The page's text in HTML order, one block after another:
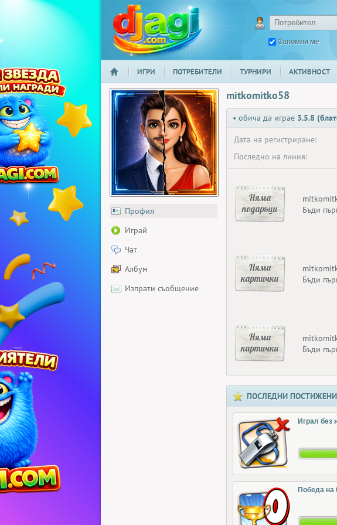
djagi.com
Запомни ме
НАЧАЛО
ИГРИ ПОТРЕБИТЕЛИ ТУРНИРИ АКТИВНОСТ
Профил
Играй
Чат
Албум
Изпрати съобщение
mitkomitko58
• обича да играе 3.5.8
Дата на регистриране:
Последно на линия:
Няма
подаръци
Бъди
Няма
картички
Бъди
Няма
картички
Бъди
ПОСЛЕДНИ
Играл без
Победа на